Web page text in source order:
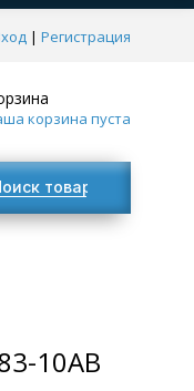
| Регистрация
корзина пуста
товаров
10AB